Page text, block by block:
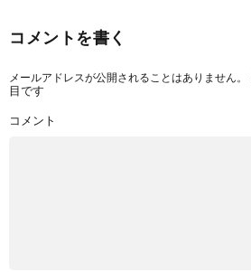
コメントを書く
メールアドレスが公開されることはありません。
目です
コメント